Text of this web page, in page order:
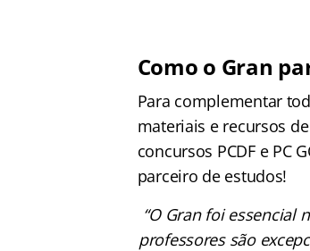
Como o Gran
Para complementar
materiais e recursos
concursos PCDF e PC
parceiro de estudos!
“O Gran foi essencial
professores são